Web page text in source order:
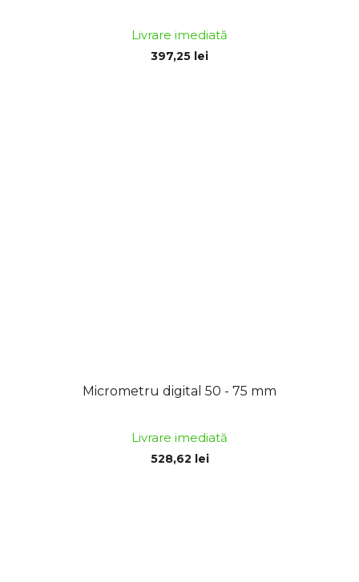
Livrare imediată
397,25 lei
Micrometru digital 50 - 75 mm
Livrare imediată
528,62 lei